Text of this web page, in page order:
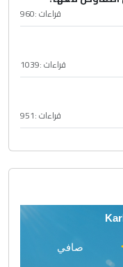
قراءات :960
قراءات :1039
قراءات :951
صافي